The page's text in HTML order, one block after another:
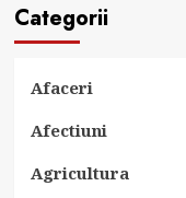
Categorii
Afaceri
Afectiuni
Agricultura